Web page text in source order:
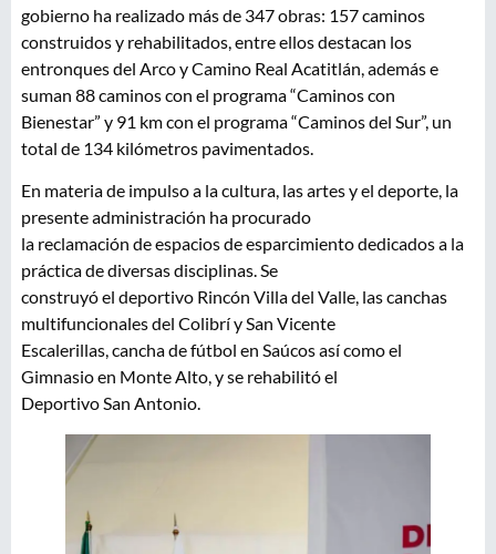
gobierno ha realizado más de 347 obras: 157 caminos
construidos y rehabilitados, entre ellos destacan los
entronques del Arco y Camino Real Acatitlán, además e
suman 88 caminos con el programa “Caminos con
Bienestar” y 91 km con el programa “Caminos del Sur”, un
total de 134 kilómetros pavimentados.
En materia de impulso a la cultura, las artes y el deporte, la
presente administración ha procurado
la reclamación de espacios de esparcimiento dedicados a la
práctica de diversas disciplinas. Se
construyó el deportivo Rincón Villa del Valle, las canchas
multifuncionales del Colibrí y San Vicente
Escalerillas, cancha de fútbol en Saúcos así como el
Gimnasio en Monte Alto, y se rehabilitó el
Deportivo San Antonio.